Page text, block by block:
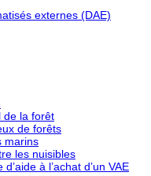
externes (DAE)
de la forêt
de forêts
marins
les nuisibles
à l’achat d’un VAE